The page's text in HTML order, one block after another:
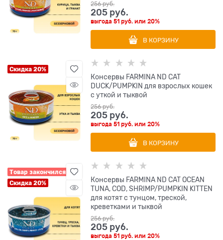
256 руб.
205 руб.
выгода51 руб. или20%
В КОРЗИНУ
Скидка 20%
Консервы FARMINA ND CAT
DUCK/PUMPKIN для взрослых кошек
с уткой и тыквой
256 руб.
205 руб.
выгода51 руб. или20%
В КОРЗИНУ
Товар закончился
Скидка 20%
Консервы FARMINA ND CAT OCEAN
TUNA, COD, SHRIMP/PUMPKIN KITTEN
для котят с тунцом, треской,
креветками и тыквой
256 руб.
205 руб.
выгода51 руб. или20%